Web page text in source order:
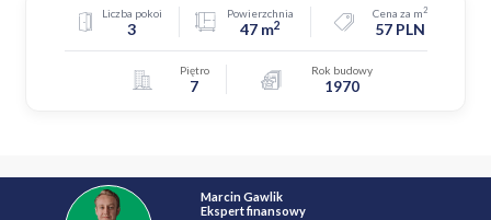
Liczba pokoi
3
Powierzchnia
47 m2
Cena za m2
57 PLN
Piętro
7
Rok budowy
1970
Marcin Gawlik
Ekspert finansowy